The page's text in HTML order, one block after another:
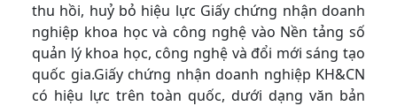
thu hồi, huỷ bỏ hiệu lực Giấy chứng nhận doanh
nghiệp khoa học và công nghệ vào Nền tảng số
quản lý khoa học, công nghệ và đổi mới sáng tạo
quốc gia.Giấy chứng nhận doanh nghiệp KH&CN
có hiệu lực trên toàn quốc, dưới dạng văn bản